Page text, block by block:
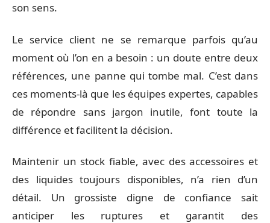
son sens.
Le service client ne se remarque parfois qu’au
moment où l’on en a besoin : un doute entre deux
références, une panne qui tombe mal. C’est dans
ces moments-là que les équipes expertes, capables
de répondre sans jargon inutile, font toute la
différence et facilitent la décision.
Maintenir un stock fiable, avec des accessoires et
des liquides toujours disponibles, n’a rien d’un
détail. Un grossiste digne de confiance sait
anticiper les ruptures et garantit des